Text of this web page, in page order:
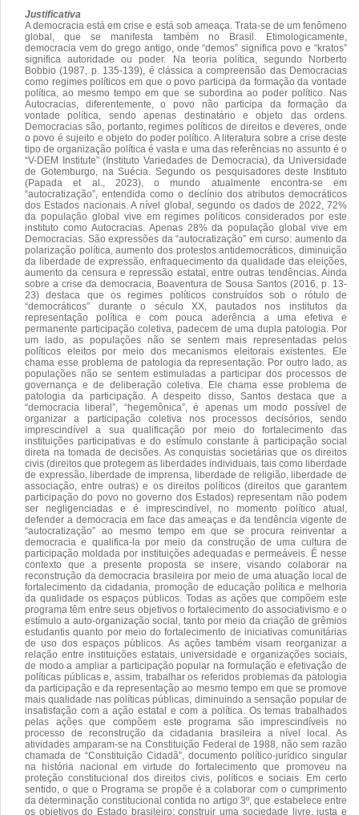
Justificativa
A democracia está em crise e está sob ameaça. Trata-se de um fenômeno
global, que se manifesta também no Brasil. Etimologicamente,
democracia vem do grego antigo, onde “demos” significa povo e “kratos”
significa autoridade ou poder. Na teoria política, segundo Norberto
Bobbio (1987, p. 135-139), é clássica a compreensão das Democracias
como regimes políticos em que o povo participa da formação da vontade
política, ao mesmo tempo em que se subordina ao poder político. Nas
Autocracias, diferentemente, o povo não participa da formação da
vontade política, sendo apenas destinatário e objeto das ordens.
Democracias são, portanto, regimes políticos de direitos e deveres, onde
o povo é sujeito e objeto do poder político. A literatura sobre a crise deste
tipo de organização política é vasta e uma das referências no assunto é o
“V-DEM Institute” (Instituto Variedades de Democracia), da Universidade
de Gotemburgo, na Suécia. Segundo os pesquisadores deste Instituto
(Papada et al., 2023), o mundo atualmente encontra-se em
“autocratização”, entendida como o declínio dos atributos democráticos
dos Estados nacionais. A nível global, segundo os dados de 2022, 72%
da população global vive em regimes políticos considerados por este
instituto como Autocracias. Apenas 28% da população global vive em
Democracias. São expressões da “autocratização” em curso: aumento da
polarização política, aumento dos protestos antidemocráticos, diminuição
da liberdade de expressão, enfraquecimento da qualidade das eleições,
aumento da censura e repressão estatal, entre outras tendências. Ainda
sobre a crise da democracia, Boaventura de Sousa Santos (2016, p. 13-
23) destaca que os regimes políticos construídos sob o rótulo de
“democráticos” durante o século XX, pautados nos institutos da
representação política e com pouca aderência a uma efetiva e
permanente participação coletiva, padecem de uma dupla patologia. Por
um lado, as populações não se sentem mais representadas pelos
políticos eleitos por meio dos mecanismos eleitorais existentes. Ele
chama esse problema de patologia da representação. Por outro lado, as
populações não se sentem estimuladas a participar dos processos de
governança e de deliberação coletiva. Ele chama esse problema de
patologia da participação. A despeito disso, Santos destaca que a
“democracia liberal”, “hegemônica”, é apenas um modo possível de
organizar a participação coletiva nos processos decisórios, sendo
imprescindível a sua qualificação por meio do fortalecimento das
instituições participativas e do estímulo constante à participação social
direta na tomada de decisões. As conquistas societárias que os direitos
civis (direitos que protegem as liberdades individuais, tais como liberdade
de expressão, liberdade de imprensa, liberdade de religião, liberdade de
associação, entre outras) e os direitos políticos (direitos que garantem
participação do povo no governo dos Estados) representam não podem
ser negligenciadas e é imprescindível, no momento político atual,
defender a democracia em face das ameaças e da tendência vigente de
“autocratização” ao mesmo tempo em que se procura reinventar a
democracia e qualifica-la por meio da construção de uma cultura de
participação moldada por instituições adequadas e permeáveis. É nesse
contexto que a presente proposta se insere, visando colaborar na
reconstrução da democracia brasileira por meio de uma atuação local de
fortalecimento da cidadania, promoção de educação política e melhoria
da qualidade os espaços públicos. Todas as ações que compõem este
programa têm entre seus objetivos o fortalecimento do associativismo e o
estímulo a auto-organização social, tanto por meio da criação de grêmios
estudantis quanto por meio do fortalecimento de iniciativas comunitárias
de uso dos espaços públicos. As ações também visam reorganizar a
relação entre instituições estatais, universidade e organizações sociais,
de modo a ampliar a participação popular na formulação e efetivação de
políticas públicas e, assim, trabalhar os referidos problemas da patologia
da participação e da representação ao mesmo tempo em que se promove
mais qualidade nas políticas públicas, diminuindo a sensação popular de
insatisfação com a ação estatal e com a política. Os temas trabalhados
pelas ações que compõem este programa são imprescindíveis no
processo de reconstrução da cidadania brasileira a nível local. As
atividades amparam-se na Constituição Federal de 1988, não sem razão
chamada de “Constituição Cidadã”, documento político-jurídico singular
na história nacional em virtude do fortalecimento que promoveu na
proteção constitucional dos direitos civis, políticos e sociais. Em certo
sentido, o que o Programa se propõe é a colaborar com o cumprimento
da determinação constitucional contida no artigo 3º, que estabelece entre
os objetivos do Estado brasileiro: construir uma sociedade livre, justa e